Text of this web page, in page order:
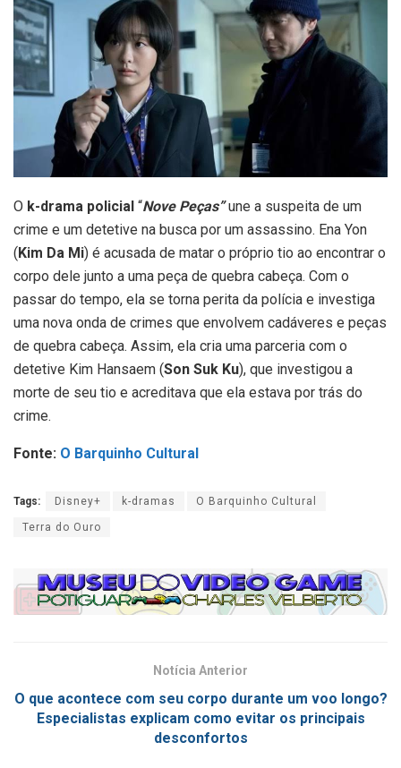
O k-drama policial “Nove Peças”une a suspeita de um
crime e um detetive na busca por um assassino. Ena Yon
( Kim Da Mi) é acusada de matar o próprio tio ao encontrar o
corpo dele junto a uma peça de quebra cabeça. Com o
passar do tempo, ela se torna perita da polícia e investiga
uma nova onda de crimes que envolvem cadáveres e peças
de quebra cabeça. Assim, ela cria uma parceria com o
detetive Kim Hansaem (Son Suk Ku), que investigou a
morte de seu tio e acreditava que ela estava por trás do
crime.
Fonte: O Barquinho Cultural
Tags: Disney+ k-dramas O Barquinho Cultural
Terra do Ouro
Notícia Anterior
O que acontece com seu corpo durante um voo longo?
Especialistas explicam como evitar os principais
desconfortos